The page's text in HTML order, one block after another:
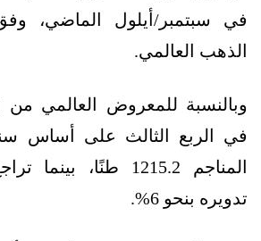
في سبتمبر/أيلول الماضي،
الذهب العالمي.
في الربع الثالث على أساس
المناجم 1215.2 طنًا،
تدويره بنحو 6%.